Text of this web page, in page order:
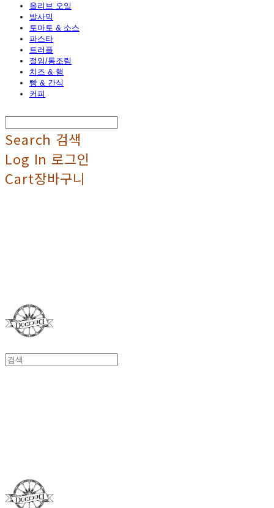
올리브 오일
발사믹
토마토 & 소스
파스타
트러플
절임/통조림
치즈 & 햄
빵 & 간식
커피
Search 검색
Log In 로그인
Cart장바구니